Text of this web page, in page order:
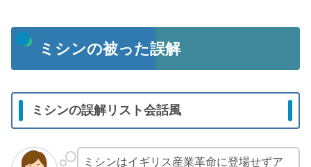
ミシンの被った誤解
ミシンの誤解リスト会話風
ミシンはイギリス産業革命に登場せずア